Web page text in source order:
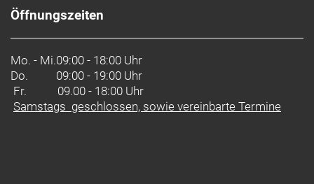
Öffnungszeiten
Mo. - Mi.09:00 - 18:00 Uhr
Do.
09:00 - 19:00 Uhr
Fr. 09.00 - 18:00 Uhr
Samstags geschlossen, sowie vereinbarte Termine